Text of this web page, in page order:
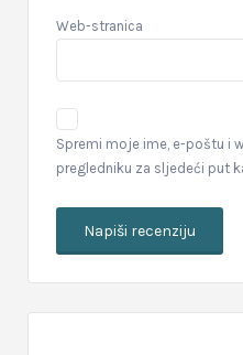
Web-stranica
Spremi moje ime, e-poštu i
pregledniku za sljedeći put